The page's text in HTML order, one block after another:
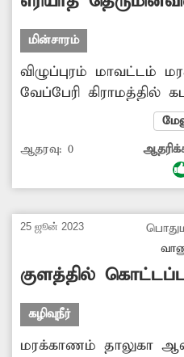
மின்சாரம்
விழுப்புரம் மாவட்டம்
வேப்பேரி கிராமத்தில்
தெருமின்விளக்குகள்
இரவில் அப்பகுதி
காணப்படுவதால்,
குற்றச்சம்பவங்கள்
அச்சப்படுகின்றனர்.
சீரமைக்க மின்வாரிய
எடுக்க வேண்டும்.
ஆதரவு: 0
25 ஜூன் 2023
குளத்தில்
கழிவுநீர்
மரக்காணம் தாலுகா